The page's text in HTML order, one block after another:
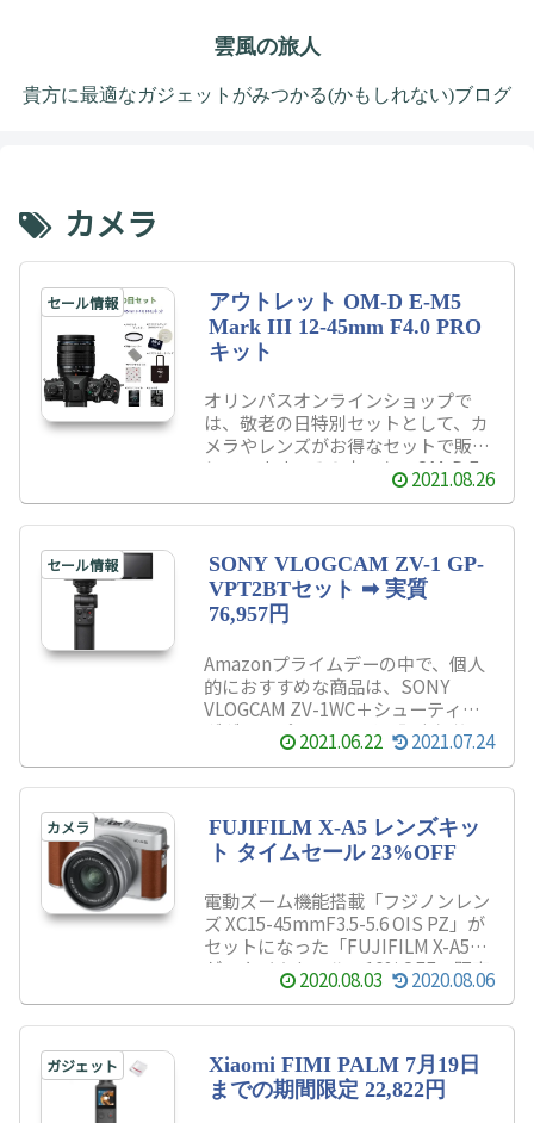
雲風の旅人
貴方に最適なガジェットがみつかる(かもしれない)ブログ
カメラ
セール情報
アウトレット OM-D E-M5
Mark III 12-45mm F4.0 PRO
キット
オリンパスオンラインショップで
は、敬老の日特別セットとして、カ
メラやレンズがお得なセットで販売
しています。その中でも、OM-D E-
M5 Mark III 12-45mm F4.0 PRO キ
ットセットが特にお値打ちになって
心者にもわかりやすく簡単にまとめ
てみましたので、よかったらご覧く
ださい。
2021.08.26
セール情報
SONY VLOGCAM ZV-1 GP-
VPT2BTセット ➡ 実質
76,957円
Amazonプライムデーの中で、個人
的におすすめな商品は、SONY
VLOGCAM ZV-1WC＋シューティン
ググリップセットです。販売価格は
103,518円ですが、今回は4つのキ
ャンペーンを適用することで、
なります。興味がある方は最後まで
読み、購入を検討してはいかがでし
ょうか？
2021.06.22 2021.07.24
カメラ
FUJIFILM X-A5 レンズキッ
ト タイムセール 23%OFF
電動ズーム機能搭載「フジノンレン
ズ XC15-45mmF3.5-5.6 OIS PZ」が
セットになった「FUJIFILM X-A5」
が、タイムセールで10%OFFで販売
中です。「APS-Cサイズ」の像面位
相差AFに対応した2424万画素の正
ラーレス一眼カメラです。
2020.08.03 2020.08.06
ガジェット
Xiaomi FIMI PALM 7月19日
までの期間限定 22,822円